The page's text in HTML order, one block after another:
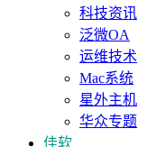
科技资讯
泛微OA
运维技术
Mac系统
星外主机
华众专题
佳软